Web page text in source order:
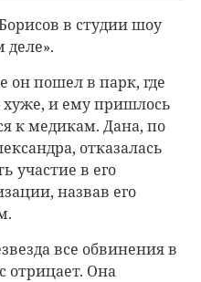
в студии шоу
деле».
он пошел в парк, где
хуже, и ему пришлось
к медикам. Дана, по
отказалась
участие в его
назвав его
все обвинения в
отрицает. Она